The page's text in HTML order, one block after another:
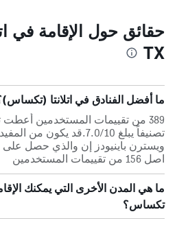
حقائق حول الإقامة في
TX
ما أفضل الفنادق في اتلانتا
389 من تقييمات المستخدمين
تصنيفاً يبلغ 7.0/10.قد
اصل 156 من تقييمات المستخدمين
ما هي المدن الأخرى التي يمكنك
تكساس؟